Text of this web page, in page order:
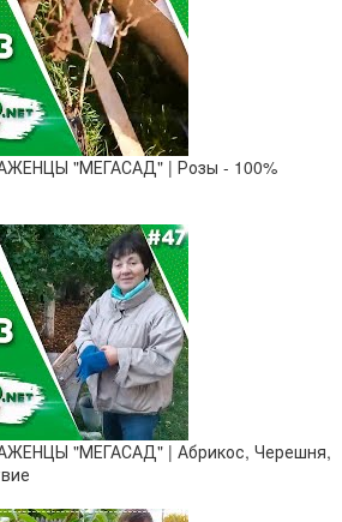
"МЕГАСАД" | Розы - 100%
"МЕГАСАД" | Абрикос, Черешня,